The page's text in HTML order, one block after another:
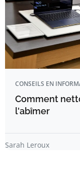
CONSEILS EN
Comment
l'abîmer
Sarah Leroux